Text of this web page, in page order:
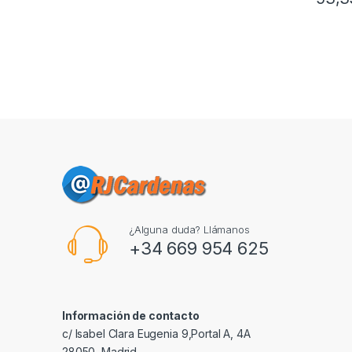
¿Alguna duda? Llámanos
+34 669 954 625
Información de contacto
c/ Isabel Clara Eugenia 9,Portal A, 4A